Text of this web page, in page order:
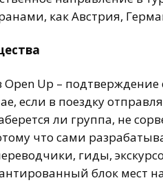
как Австрия,
Up –
если в поездку
ли группа, не
что сами
гиды,
блок мест на